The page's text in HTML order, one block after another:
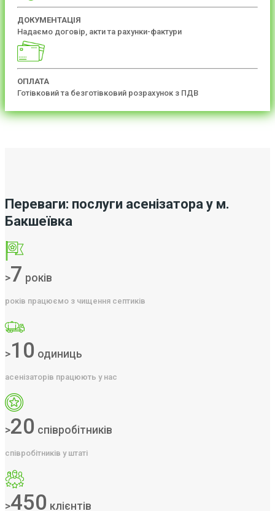
ДОКУМЕНТАЦІЯ
Надаємо договір, акти та рахунки-фактури
ОПЛАТА
Готівковий та безготівковий розрахунок з ПДВ
Переваги: послуги асенізатора у м.
Бакшеївка
>7 років
років працюємо з чищення септиків
>10 одиниць
асенізаторів працюють у нас
>20 співробітників
співробітників у штаті
>450 клієнтів